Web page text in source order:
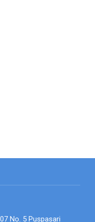
No. 5 Puspasari